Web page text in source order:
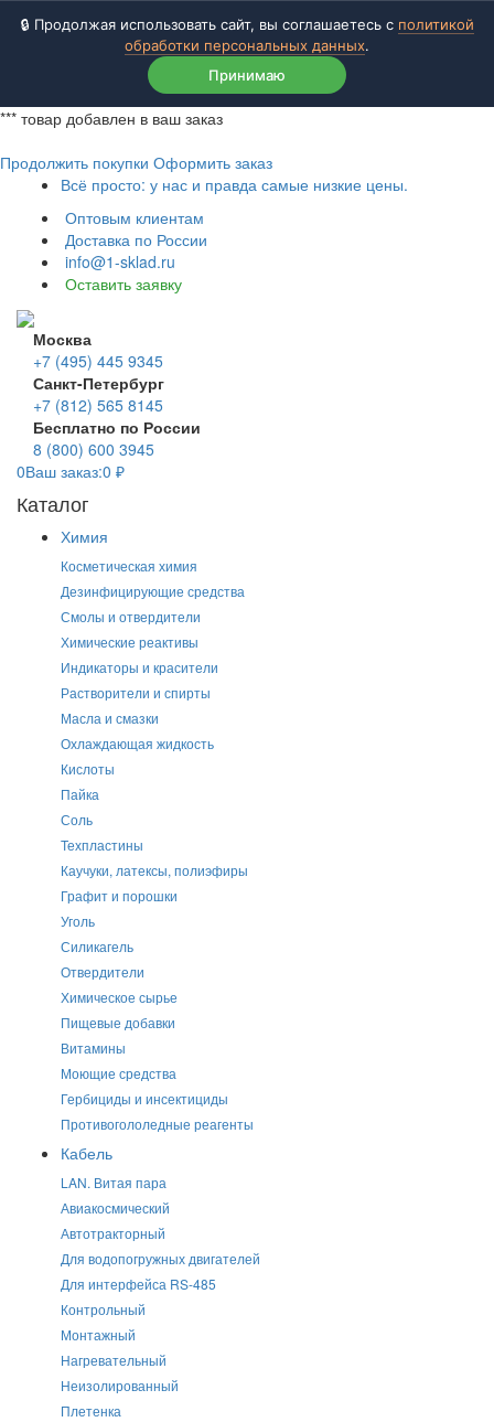
🔒 Продолжая использовать сайт, вы соглашаетесь с политикой
обработки персональных данных.
Принимаю
*** товар добавлен в ваш заказ
Продолжить покупки Оформить заказ
Всё просто: у нас и правда самые низкие цены.
Оптовым клиентам
Доставка по России
info@1-sklad.ru
Оставить заявку
Москва
+7 (495) 445 9345
Санкт-Петербург
+7 (812) 565 8145
Бесплатно по России
8 (800) 600 3945
0Ваш заказ:0 ₽
Каталог
Химия
Косметическая химия
Дезинфицирующие средства
Смолы и отвердители
Химические реактивы
Индикаторы и красители
Растворители и спирты
Масла и смазки
Охлаждающая жидкость
Кислоты
Пайка
Соль
Техпластины
Каучуки, латексы, полиэфиры
Графит и порошки
Уголь
Силикагель
Отвердители
Химическое сырье
Пищевые добавки
Витамины
Моющие средства
Гербициды и инсектициды
Противогололедные реагенты
Кабель
LAN. Витая пара
Авиакосмический
Автотракторный
Для водопогружных двигателей
Для интерфейса RS-485
Контрольный
Монтажный
Нагревательный
Неизолированный
Плетенка